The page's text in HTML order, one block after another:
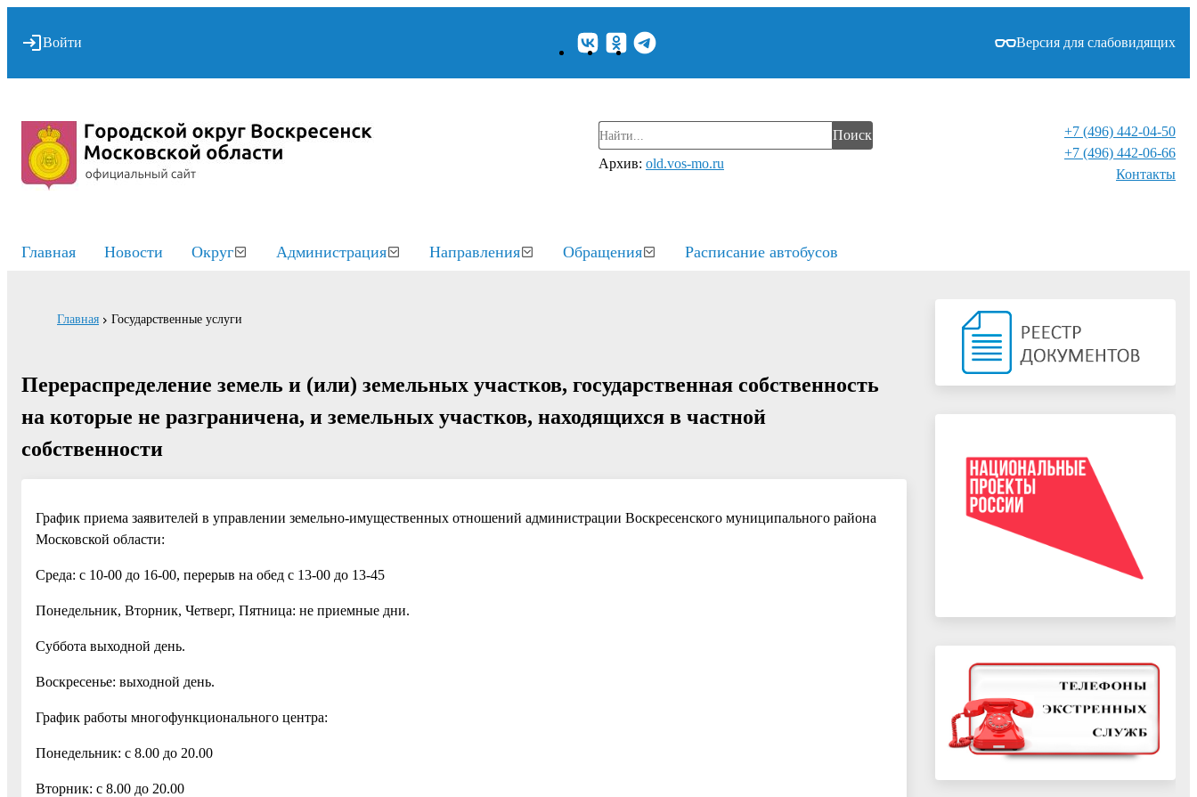
Войти Версия для слабовидящих
Поиск
Архив: old.vos-mo.ru
+7 (496) 442-04-50
+7 (496) 442-06-66
Контакты⁠
Главная Новости Округ Администрация Направления Обращения Расписание автобусов
Главная Государственные услуги
Перераспределение земель и (или) земельных участков, государственная собственность
на которые не разграничена, и земельных участков, находящихся в частной
собственности
График приема заявителей в управлении земельно-имущественных отношений администрации Воскресенского муниципального района
Московской области:
Среда: с 10-00 до 16-00, перерыв на обед с 13-00 до 13-45
Понедельник, Вторник, Четверг, Пятница: не приемные дни.
Суббота выходной день.
Воскресенье: выходной день.
График работы многофункционального центра:
Понедельник: с 8.00 до 20.00
Вторник: с 8.00 до 20.00